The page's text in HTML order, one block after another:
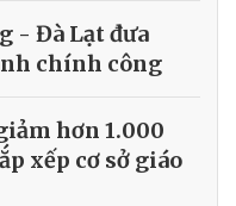
- Đà Lạt đưa
chính công
hơn 1.000
xếp cơ sở giáo